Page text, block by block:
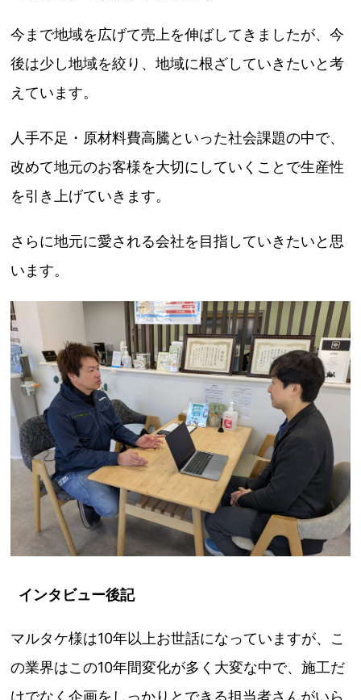
今まで地域を広げて売上を伸ばしてきましたが、今
後は少し地域を絞り、地域に根ざしていきたいと考
えています。
人手不足・原材料費高騰といった社会課題の中で、
改めて地元のお客様を大切にしていくことで生産性
を引き上げていきます。
さらに地元に愛される会社を目指していきたいと思
います。
インタビュー後記
マルタケ様は10年以上お世話になっていますが、こ
の業界はこの10年間変化が多く大変な中で、施工だ
けでなく企画をしっかりとできる担当者さんがいら